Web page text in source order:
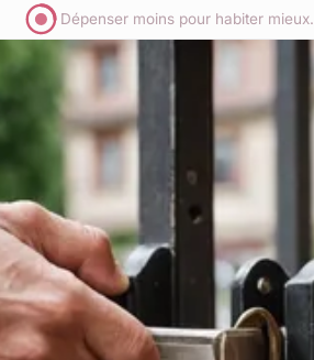
Dépenser moins pour habiter mieux.